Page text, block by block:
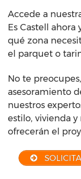
Accede a
Es Castell
qué zona
el parquet o
No te
asesoramiento
nuestros
estilo, vivienda
ofrecerán el